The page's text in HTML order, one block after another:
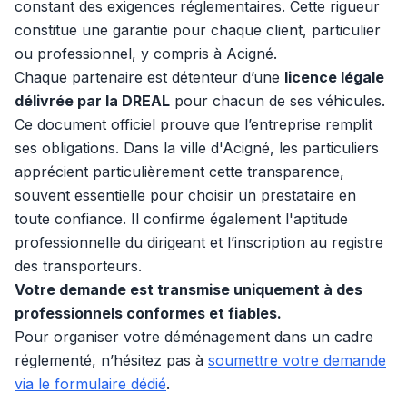
constant des exigences réglementaires. Cette rigueur
constitue une garantie pour chaque client, particulier
ou professionnel, y compris à Acigné.
Chaque partenaire est détenteur d’une licence légale
délivrée par la DREAL pour chacun de ses véhicules.
Ce document officiel prouve que l’entreprise remplit
ses obligations. Dans la ville d'Acigné, les particuliers
apprécient particulièrement cette transparence,
souvent essentielle pour choisir un prestataire en
toute confiance. Il confirme également l'aptitude
professionnelle du dirigeant et l’inscription au registre
des transporteurs.
Votre demande est transmise uniquement à des
professionnels conformes et fiables.
Pour organiser votre déménagement dans un cadre
réglementé, n’hésitez pas à soumettre votre demande
via le formulaire dédié.